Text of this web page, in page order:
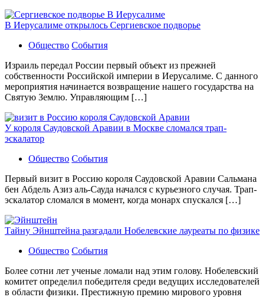
В Иерусалиме открылось Сергиевское подворье
Общество События
Израиль передал России первый объект из прежней
собственности Российской империи в Иерусалиме. С данного
мероприятия начинается возвращение нашего государства на
Святую Землю. Управляющим […]
У короля Саудовской Аравии в Москве сломался трап-
эскалатор
Общество События
Первый визит в Россию короля Саудовской Аравии Сальмана
бен Абдель Азиз аль-Сауда начался с курьезного случая. Трап-
эскалатор сломался в момент, когда монарх спускался […]
Тайну Эйнштейна разгадали Нобелевские лауреаты по физике
Общество События
Более сотни лет ученые ломали над этим голову. Нобелевский
комитет определил победителя среди ведущих исследователей
в области физики. Престижную премию мирового уровня